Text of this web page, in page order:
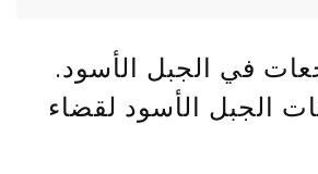
في الجبل الأسود.
الجبل الأسود لقضاء